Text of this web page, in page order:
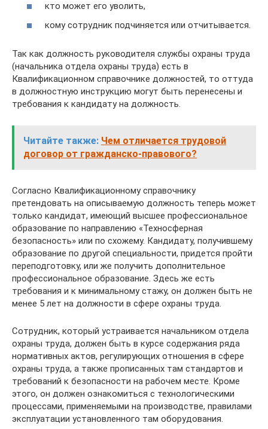
кто может его уволить,
кому сотрудник подчиняется или отчитывается.
Так как должность руководителя службы охраны труда
(начальника отдела охраны труда) есть в
Квалификационном справочнике должностей, то оттуда
в должностную инструкцию могут быть перенесены и
требования к кандидату на должность.
Читайте также: Чем отличается трудовой
договор от гражданско-правового?
Согласно Квалификационному справочнику
претендовать на описываемую должность теперь может
только кандидат, имеющий высшее профессиональное
образование по направлению «Техносферная
безопасность» или по схожему. Кандидату, получившему
образование по другой специальности, придется пройти
переподготовку, или же получить дополнительное
профессиональное образование. Здесь же есть
требования и к минимальному стажу, он должен быть не
менее 5 лет на должности в сфере охраны труда.
Сотрудник, который устраивается начальником отдела
охраны труда, должен быть в курсе содержания ряда
нормативных актов, регулирующих отношения в сфере
охраны труда, а также прописанных там стандартов и
требований к безопасности на рабочем месте. Кроме
этого, он должен ознакомиться с технологическими
процессами, применяемыми на производстве, правилами
эксплуатации установленного там оборудования.